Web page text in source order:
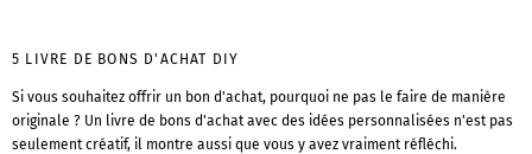
5 LIVRE DE BONS D'ACHAT DIY
Si vous souhaitez offrir un bon d'achat, pourquoi ne pas le faire de manière
originale ? Un livre de bons d'achat avec des idées personnalisées n'est pas
seulement créatif, il montre aussi que vous y avez vraiment réfléchi.